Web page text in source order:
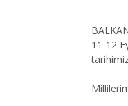
11-12